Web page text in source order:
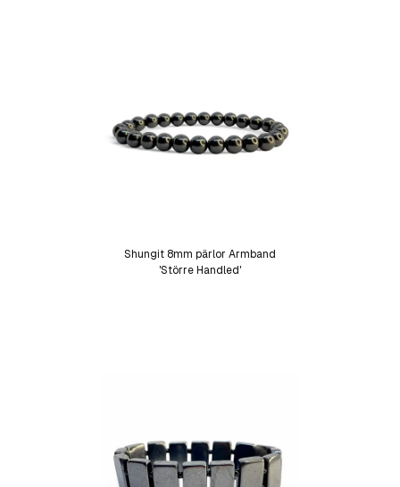
Shungit 8mm pärlor Armband
'Större Handled'